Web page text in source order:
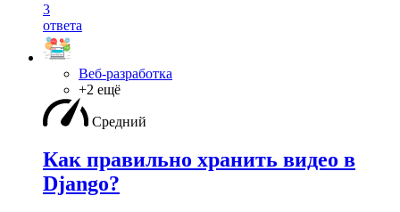
3
ответа
Веб-разработка
+2 ещё
Средний
Как правильно хранить видео в
Django?